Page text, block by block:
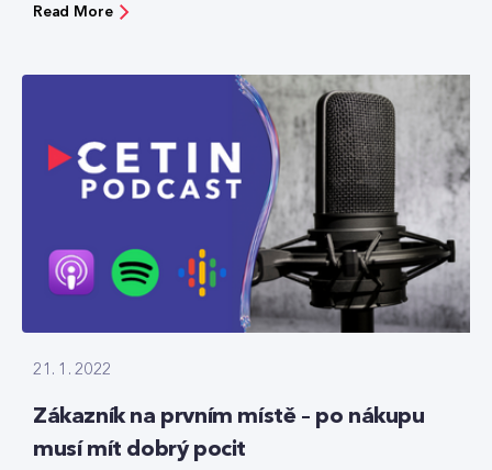
Read More
21. 1. 2022
Zákazník na prvním místě – po nákupu
musí mít dobrý pocit